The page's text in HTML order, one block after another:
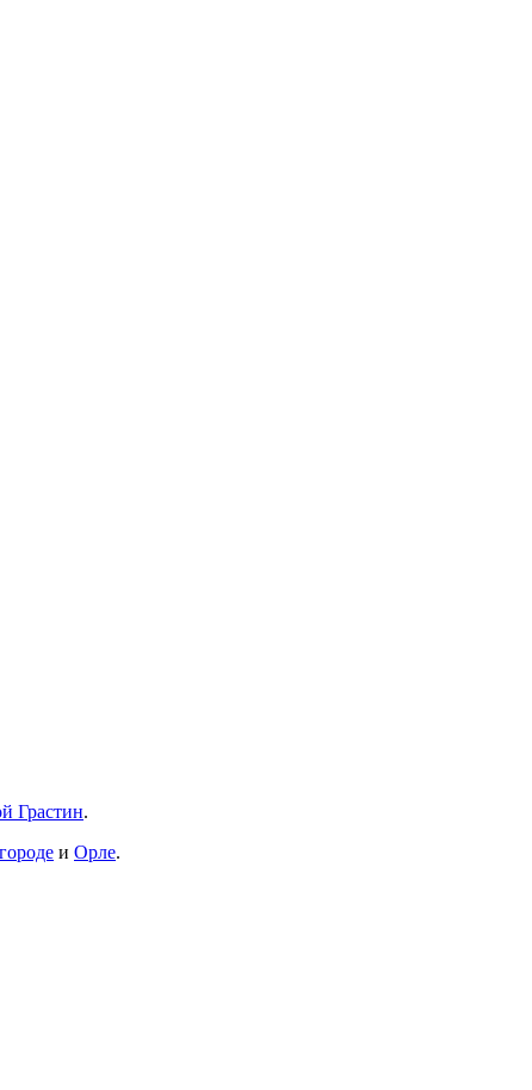
Грастин.
и Орле.